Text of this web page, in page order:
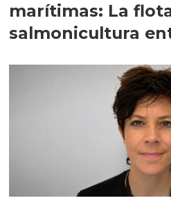
marítimas: La
salmonicultura